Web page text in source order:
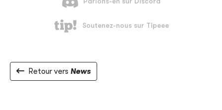
Retour vers News